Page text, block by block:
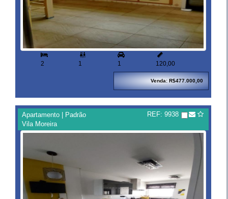
2

1 1

120,00
Venda: R$477.000,00
Apartamento | Padrão
Vila Moreira
REF: 9938